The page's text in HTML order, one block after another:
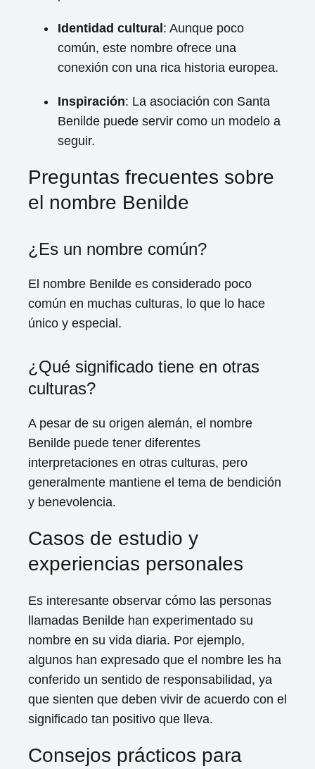
Identidad cultural : Aunque poco
común, este nombre ofrece una
conexión con una rica historia europea.
Inspiración: La asociación con Santa
Benilde puede servir como un modelo a
seguir.
Preguntas frecuentes sobre
el nombre Benilde
¿Es un nombre común?
El nombre Benilde es considerado poco
común en muchas culturas, lo que lo hace
único y especial.
¿Qué significado tiene en otras
culturas?
A pesar de su origen alemán, el nombre
Benilde puede tener diferentes
interpretaciones en otras culturas, pero
generalmente mantiene el tema de bendición
y benevolencia.
Casos de estudio y
experiencias personales
Es interesante observar cómo las personas
llamadas Benilde han experimentado su
nombre en su vida diaria. Por ejemplo,
algunos han expresado que el nombre les ha
conferido un sentido de responsabilidad, ya
que sienten que deben vivir de acuerdo con el
significado tan positivo que lleva.
Consejos prácticos para